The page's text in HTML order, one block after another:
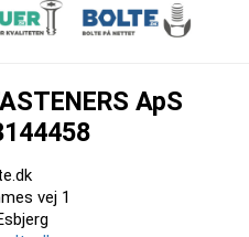
ApS
vej 1